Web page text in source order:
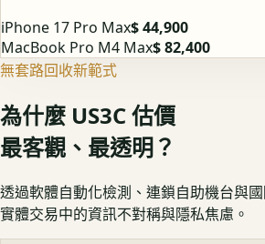
iPhone 17 Pro Max$ 44,900
MacBook Pro M4 Max$ 82,400
無套路回收新範式
為什麼 US3C 估價
最客觀、最透明？
透過軟體自動化檢測、連鎖自助機台與
實體交易中的資訊不對稱與隱私焦慮。